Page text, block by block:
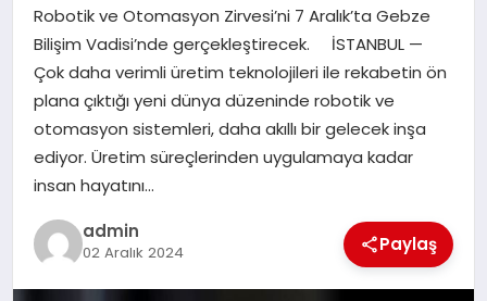
DÜNYA
EĞITIM
Robotik ve Otomasyon Zirvesi’ni 7 Aralık’ta Gebze
Bilişim Vadisi’nde gerçekleştirecek. İSTANBUL —
Çok daha verimli üretim teknolojileri ile rekabetin ön
plana çıktığı yeni dünya düzeninde robotik ve
otomasyon sistemleri, daha akıllı bir gelecek inşa
ediyor. Üretim süreçlerinden uygulamaya kadar
insan hayatını…
admin
02 Aralık 2024 Paylaş